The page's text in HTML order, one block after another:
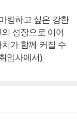
킹하고 싶은 강한
성장으로 이어
가 함께 커질 수
임사에서)